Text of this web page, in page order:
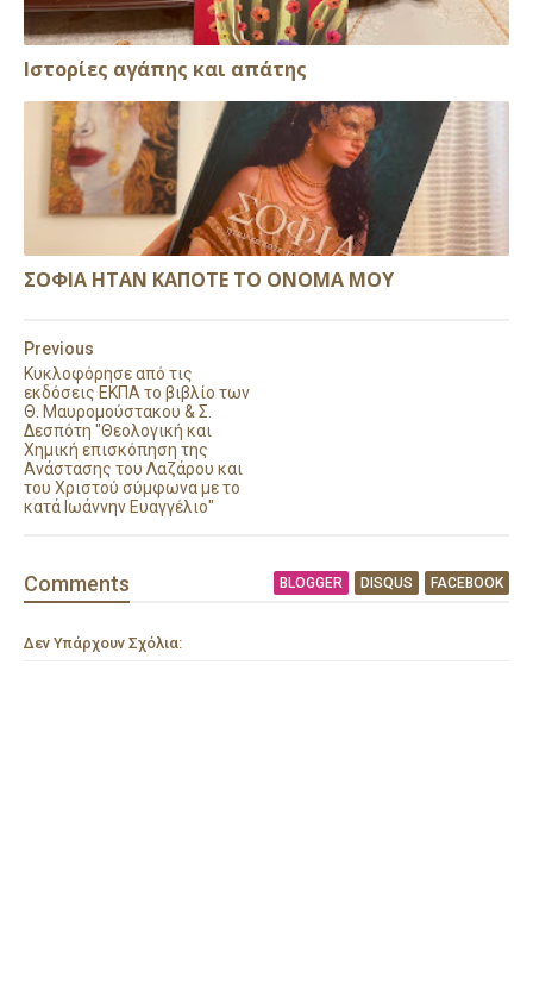
Ιστορίες αγάπης και απάτης
ΣΟΦΙΑ ΗΤΑΝ ΚΑΠΟΤΕ ΤΟ ΟΝΟΜΑ ΜΟΥ
Previous
Κυκλοφόρησε από τις
εκδόσεις ΕΚΠΑ το βιβλίο των
Θ. Μαυρομούστακου & Σ.
Δεσπότη "Θεολογική και
Χημική επισκόπηση της
Ανάστασης του Λαζάρου και
του Χριστού σύμφωνα με το
κατά Ιωάννην Ευαγγέλιο"
Comments BLOGGER DISQUS FACEBOOK
Δεν Υπάρχουν Σχόλια: